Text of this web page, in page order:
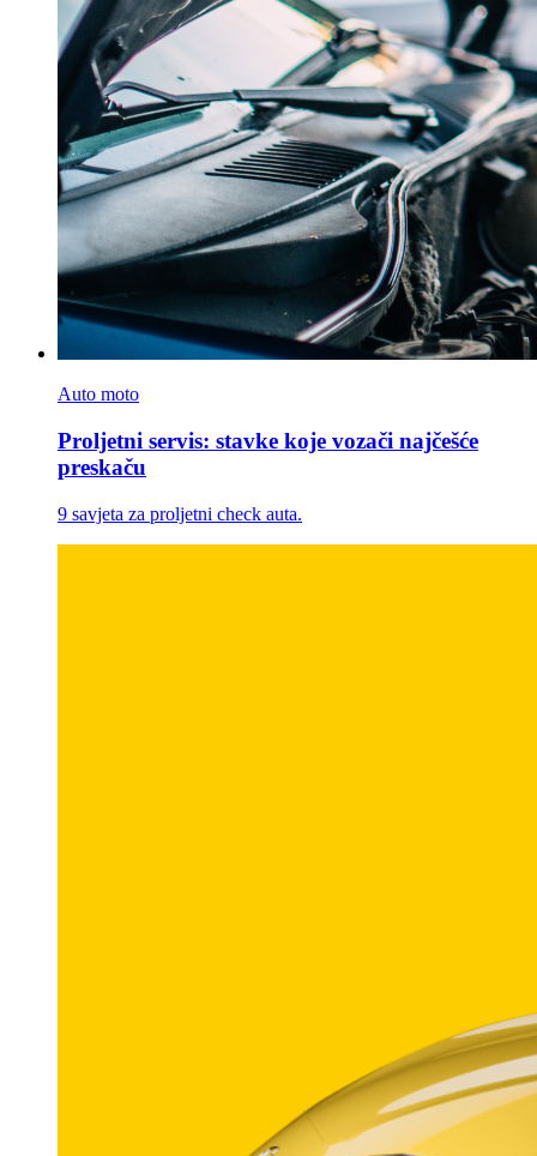
Auto moto
Proljetni servis: stavke koje vozači najčešće
preskaču
9 savjeta za proljetni check auta.